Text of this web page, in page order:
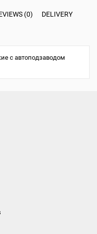
(0) DELIVERY
с автоподзаводом